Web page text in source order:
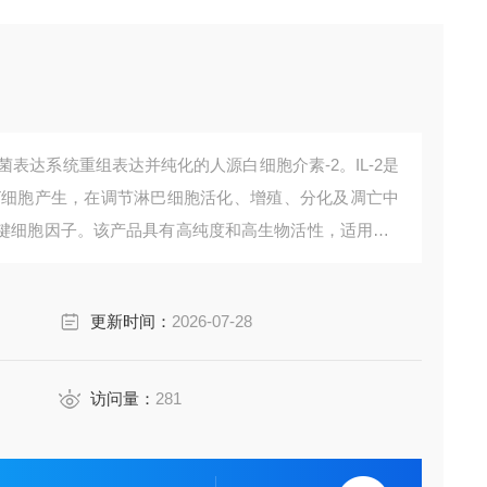
表达系统重组表达并纯化的人源白细胞介素-2。IL-2是
胞产生，在调节淋巴细胞活化、增殖、分化及凋亡中
胞因子。该产品具有高纯度和高生物活性，适用于T
更新时间： 2026-07-28
访问量： 281